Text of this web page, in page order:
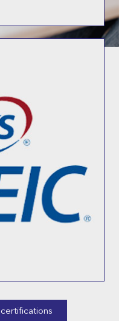
certifications